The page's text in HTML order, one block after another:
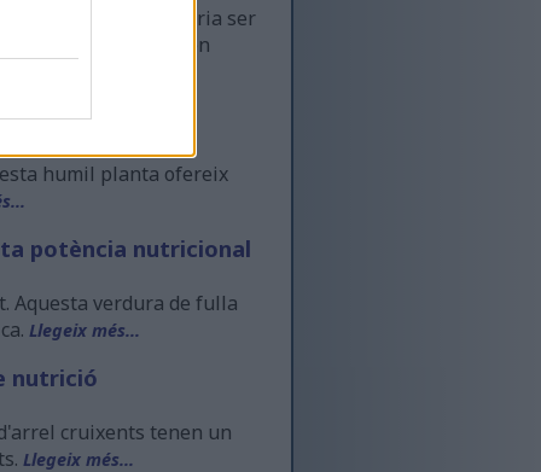
La camamilla podria ser
milers d'anys en
humil planta ofereix
potència nutricional
Aquesta verdura de fulla
Llegeix més...
nutrició
cruixents tenen un
Llegeix més...